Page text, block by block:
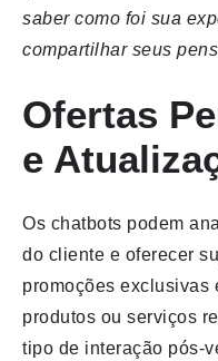
saber como foi sua
compartilhar seus
Ofertas
e
Os chatbots podem
do cliente e oferecer
promoções exclusivas
produtos ou serviços
tipo de interação pós-